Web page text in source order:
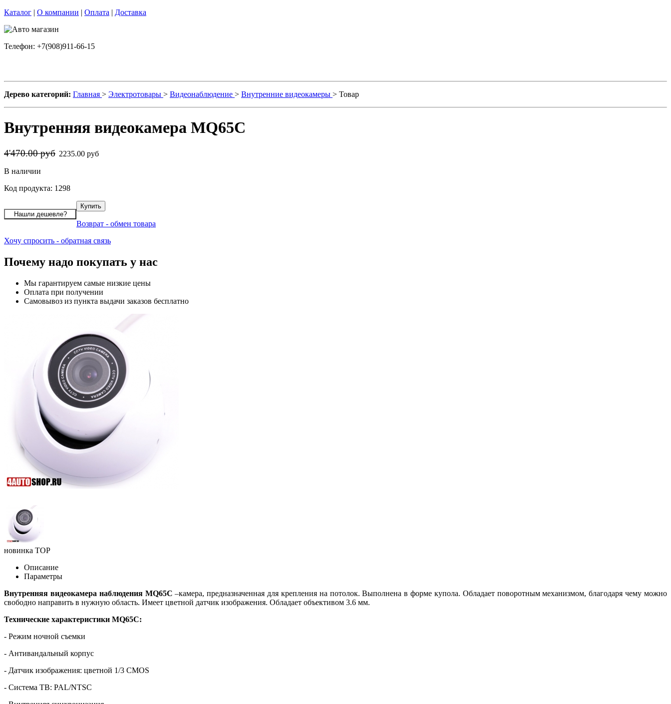
Каталог | О компании | Оплата | Доставка
Телефон: +7(908)911-66-15
Дерево категорий: Главная > Электротовары > Видеонаблюдение > Внутренние видеокамеры > Товар
Внутренняя видеокамера MQ65C
4'470.00 руб 2235.00 руб
В наличии
Код продукта: 1298
Возврат - обмен товара
Хочу спросить - обратная связь
Почему надо покупать у нас
Мы гарантируем самые низкие цены
Оплата при получении
Самовывоз из пункта выдачи заказов бесплатно
новинка TOP
Описание
Параметры
Внутренняя видеокамера наблюдения MQ65C –камера, предназначенная для крепления на потолок. Выполнена в форме купола. Обладает поворотным механизмом, благодаря чему можно
свободно направить в нужную область. Имеет цветной датчик изображения. Обладает объективом 3.6 мм.
Технические характеристики MQ65C:
- Режим ночной съемки
- Антивандальный корпус
- Датчик изображения: цветной 1/3 CMOS
- Система ТВ: PAL/NTSC